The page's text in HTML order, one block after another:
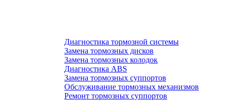
Диагностика тормозной системы
Замена тормозных дисков
Замена тормозных колодок
Диагностика ABS
Замена тормозных суппортов
Обслуживание тормозных механизмов
Ремонт тормозных суппортов